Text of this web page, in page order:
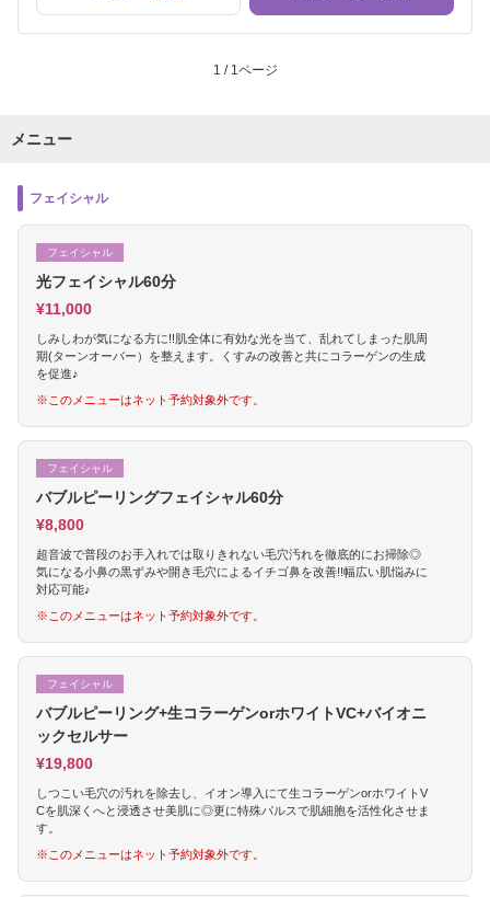
1 / 1ページ
メニュー
フェイシャル
フェイシャル
光フェイシャル60分
¥11,000
しみしわが気になる方に!!肌全体に有効な光を当て、乱れてしまった肌周
期(ターンオーバー）を整えます。くすみの改善と共にコラーゲンの生成
を促進♪
※このメニューはネット予約対象外です。
フェイシャル
バブルピーリングフェイシャル60分
¥8,800
超音波で普段のお手入れでは取りきれない毛穴汚れを徹底的にお掃除◎
気になる小鼻の黒ずみや開き毛穴によるイチゴ鼻を改善!!幅広い肌悩みに
対応可能♪
※このメニューはネット予約対象外です。
フェイシャル
バブルピーリング+生コラーゲンorホワイトVC+バイオニ
ックセルサー
¥19,800
しつこい毛穴の汚れを除去し、イオン導入にて生コラーゲンorホワイトV
Cを肌深くへと浸透させ美肌に◎更に特殊パルスで肌細胞を活性化させま
す。
※このメニューはネット予約対象外です。